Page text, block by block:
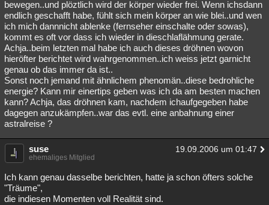
bewegen..und plöztlich wird der körper wieder frei. Wenn ichsdann
endlich geschafft habe, fühlt sich mein körper an wie blei..und wen
ich mich dannnicht ablenke (fernseher einschalte oder sowas),
kommt es oft vor dass ich wieder in dieschlaflähmung gerate.
Achja..beim letzten mal habe ich auch dieses dröhnen wovon
hieröfter berichtet wird wahrgenommen..ich weiss jetzt garnicht
genau ob das immer da ist..
Sonst noch jemand mit ähnlichem phenomän..diese bedrohliche
energie? Kann mir einertips geben was ich da am besten machen
kann? Achja, das dröhnen kam, nachdem ichaufgegeben habe
dagegen anzukämpfen..war das evtl. eine anbahnung einer
astralreise ?
suse 19.09.2006 um 01:47
ehemaliges Mitglied
Ich kann genau dasselbe berichten, hatte ja schon öfters solche
"Träume",
die indiesen Momenten voll Realität sind.